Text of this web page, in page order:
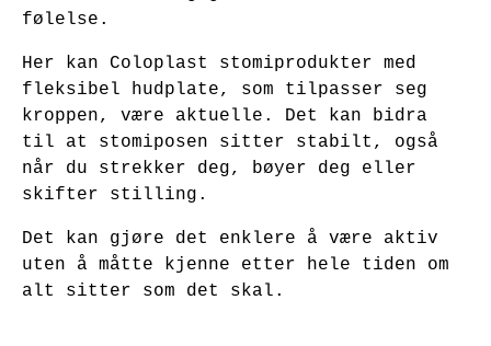
følelse.
Her kan Coloplast stomiprodukter med
fleksibel hudplate, som tilpasser seg
kroppen, være aktuelle. Det kan bidra
til at stomiposen sitter stabilt, også
når du strekker deg, bøyer deg eller
skifter stilling.
Det kan gjøre det enklere å være aktiv
uten å måtte kjenne etter hele tiden om
alt sitter som det skal.